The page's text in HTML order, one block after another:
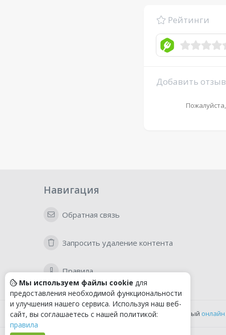
Рейтинги
Добавить отзыв
Пожалуйста,
Навигация
Обратная связь
Запросить удаление контента
Правила
Удобный
Мы используем файлы cookie для
предоставления необходимой функциональности
и улучшения нашего сервиса. Используя наш веб-
сайт, вы соглашаетесь с нашей политикой:
правила